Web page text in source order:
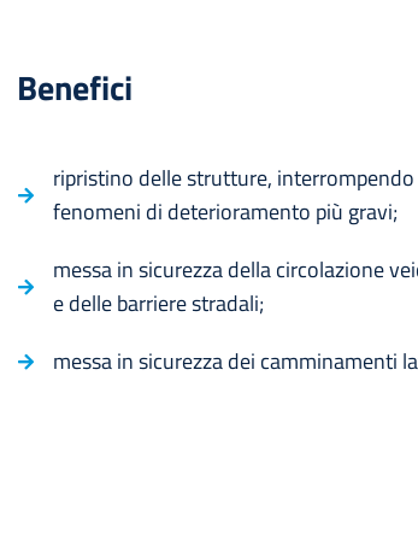
Benefici
ripristino delle strutture,
fenomeni di deterioramento più gravi;
messa in sicurezza della circolazione
e delle barriere stradali;
messa in sicurezza dei camminamenti